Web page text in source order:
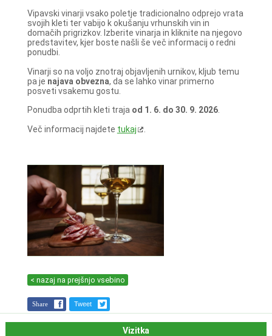
Vipavski vinarji vsako poletje tradicionalno odprejo vrata
svojih kleti ter vabijo k okušanju vrhunskih vin in
domačih prigrizkov. Izberite vinarja in kliknite na njegovo
predstavitev, kjer boste našli še več informacij o redni
ponudbi.
Vinarji so na voljo znotraj objavljenih urnikov, kljub temu
pa je najava obvezna, da se lahko vinar primerno
posveti vsakemu gostu.
Ponudba odprtih kleti traja od 1. 6. do 30. 9. 2026.
Več informacij najdete tukaj
< nazaj na prejšnjo vsebino
Share Tweet
Vizitka